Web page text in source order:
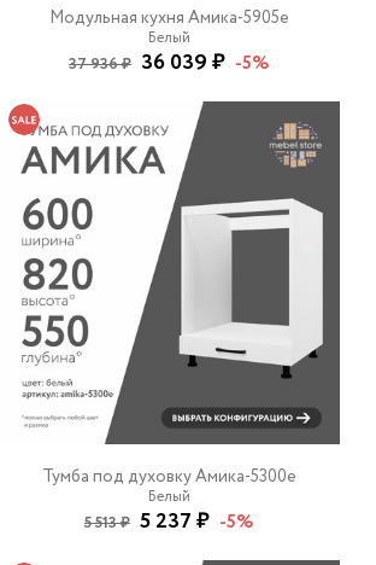
Модульная кухня Амика-5905e
Белый
37 936 ₽ 36 039 ₽ -5%
Тумба под духовку Амика-5300e
Белый
5 513 ₽ 5 237 ₽ -5%